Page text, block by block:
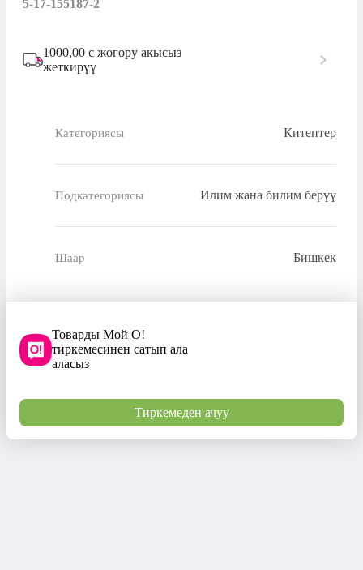
5-17-155187-2
1000,00 с жогору акысыз
жеткирүү
Категориясы Китептер
Подкатегориясы Илим жана билим берүү
Шаар Бишкек
Товарды Мой О!
тиркемесинен сатып ала
аласыз
Тиркемеден ачуу